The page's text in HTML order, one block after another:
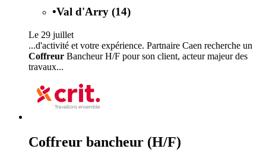
•Val d'Arry (14)
Le 29 juillet
...d'activité et votre expérience. Partnaire Caen recherche un
Coffreur Bancheur H/F pour son client, acteur majeur des
travaux...
Coffreur bancheur (H/F)